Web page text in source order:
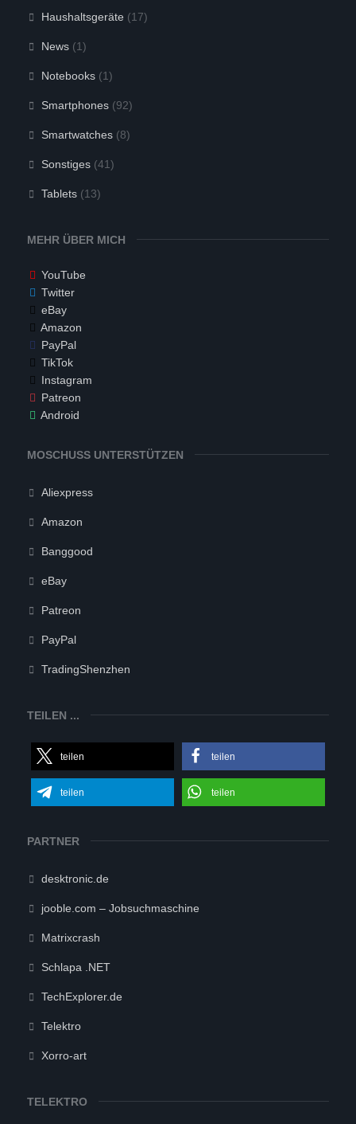
Haushaltsgeräte (17)
News(1)
Notebooks(1)
Smartphones(92)
Smartwatches(8)
Sonstiges(41)
Tablets(13)
MEHR ÜBER MICH
YouTube
Twitter
eBay
Amazon
PayPal
TikTok
Instagram
Patreon
Android
MOSCHUSS UNTERSTÜTZEN
Aliexpress
Amazon
Banggood
eBay
Patreon
PayPal
TradingShenzhen
TEILEN ...
teilen teilen
teilen teilen
PARTNER
desktronic.de
jooble.com – Jobsuchmaschine
Matrixcrash
Schlapa .NET
TechExplorer.de
Telektro
Xorro-art
TELEKTRO